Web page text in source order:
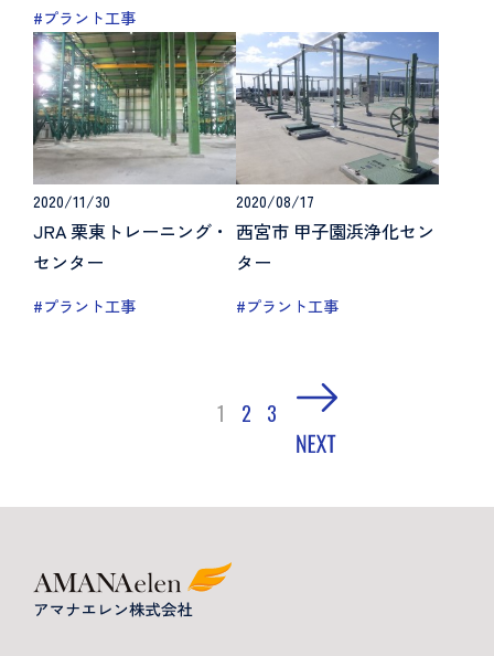
#プラント工事
2020/11/30
JRA 栗東トレーニング・
センター
#プラント工事
2020/08/17
西宮市 甲子園浜浄化セン
ター
#プラント工事
1 2 3